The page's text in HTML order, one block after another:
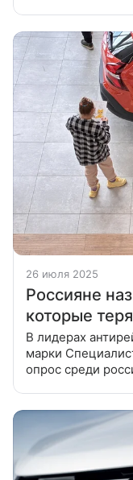
26 июля 2025
Россияне
которые
В лидерах
марки
опрос среди